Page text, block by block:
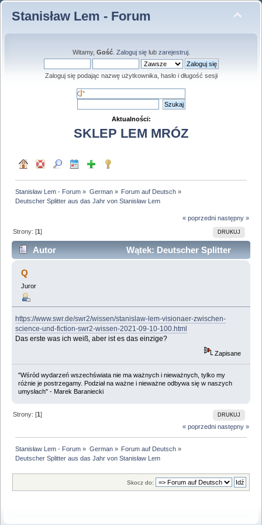
Stanisław Lem - Forum
Witamy, Gość. Zaloguj sięlub zarejestruj.
Zaloguj się podając nazwę użytkownika, hasło i długość sesji
Aktualności:
SKLEP LEM MRÓZ
Stanisław Lem - Forum » German» Forum auf Deutsch»
Deutscher Splitter aus das Jahr von Stanisław Lem
« poprzedni następny »
DRUKUJ
Strony: [1]
Autor
Wątek: Deutscher Splitter
aus das Jahr von Stanisław Lem (Przeczytany 85645
razy)
Q
Juror
https://www.swr.de/swr2/wissen/stanislaw-lem-visionaer-zwischen-
science-und-fiction-swr2-wissen-2021-09-10-100.html
Das erste was ich weiß, aber ist es das einzige?
Zapisane
"Wśród wydarzeń wszechświata nie ma ważnych i nieważnych, tylko my
różnie je postrzegamy. Podział na ważne i nieważne odbywa się w naszych
umysłach" - Marek Baraniecki
DRUKUJ
Strony: [1]
« poprzedni następny »
Stanisław Lem - Forum » German» Forum auf Deutsch»
Deutscher Splitter aus das Jahr von Stanisław Lem
Skocz do: